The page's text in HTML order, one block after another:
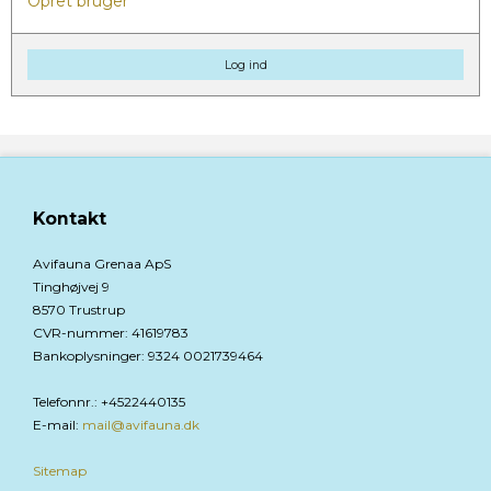
Log ind
Kontakt
Avifauna Grenaa ApS
Tinghøjvej 9
8570 Trustrup
CVR-nummer: 41619783
Bankoplysninger: 9324 0021739464
Telefonnr. : +4522440135
E-mail: mail@avifauna.dk
Sitemap